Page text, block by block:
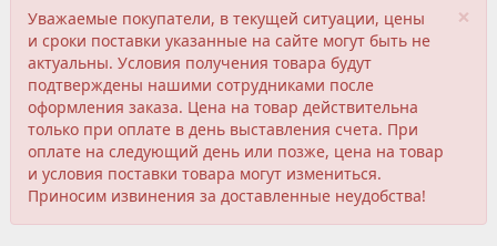
×
Уважаемые покупатели, в текущей ситуации, цены
и сроки поставки указанные на сайте могут быть не
актуальны. Условия получения товара будут
подтверждены нашими сотрудниками после
оформления заказа. Цена на товар действительна
только при оплате в день выставления счета. При
оплате на следующий день или позже, цена на товар
и условия поставки товара могут измениться.
Приносим извинения за доставленные неудобства!